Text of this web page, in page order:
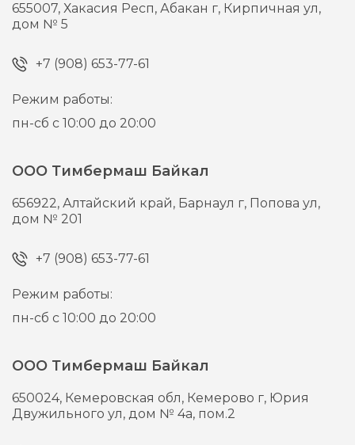
655007,Хакасия Респ, Абакан г, Кирпичная ул,
дом № 5
+7 (908) 653-77-61
Режим работы:
пн-сб с 10:00 до 20:00
ООО Тимбермаш Байкал
656922,Алтайский край, Барнаул г, Попова ул,
дом № 201
+7 (908) 653-77-61
Режим работы:
пн-сб с 10:00 до 20:00
ООО Тимбермаш Байкал
650024, Кемеровская обл, Кемерово г, Юрия
Двужильного ул, дом № 4а, пом.2